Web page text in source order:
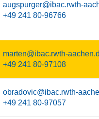
augspurger@ibac.rwth-
+49 241 80-96766
marten@ibac.rwth-
+49 241 80-97108
obradovic@ibac.rwth-
+49 241 80-97057